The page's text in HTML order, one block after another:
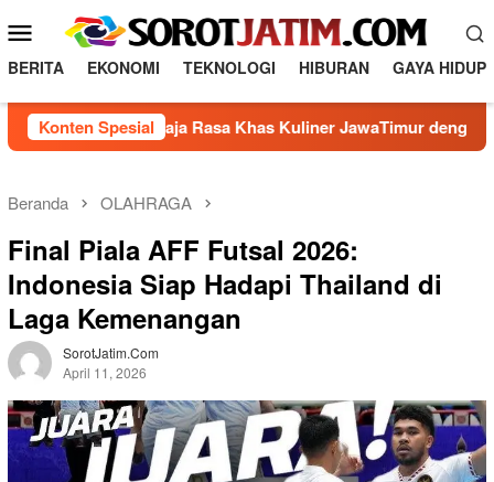
o
a
e
u
M
b
l
e
BERITA EKONOMI TEKNOLOGI HIBURAN GAYA HIDUP
Konten Spesial
Membuat Raja Rasa Khas Kuliner JawaTimur dengan 5 Bahan
Beranda OLAHRAGA
Final Piala AFF Futsal 2026:
Indonesia Siap Hadapi Thailand di
Laga Kemenangan
SorotJatim.com
April 11, 2026